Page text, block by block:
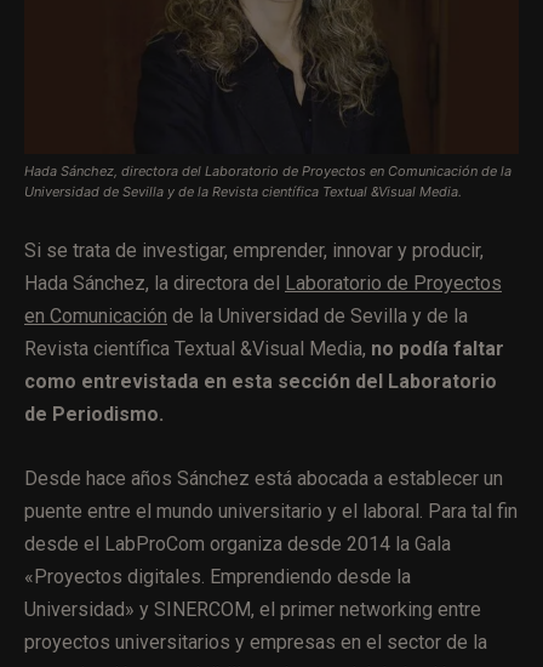
Hada Sánchez, directora del Laboratorio de Proyectos en Comunicación de la
Universidad de Sevilla y de la Revista científica Textual &Visual Media.
Si se trata de investigar, emprender, innovar y producir,
Hada Sánchez, la directora del Laboratorio de Proyectos
en Comunicación de la Universidad de Sevilla y de la
Revista científica Textual &Visual Media, no podía faltar
como entrevistada en esta sección del Laboratorio
de Periodismo.
Desde hace años Sánchez está abocada a establecer un
puente entre el mundo universitario y el laboral. Para tal fin
desde el LabProCom organiza desde 2014 la Gala
«Proyectos digitales. Emprendiendo desde la
Universidad» y SINERCOM, el primer networking entre
proyectos universitarios y empresas en el sector de la